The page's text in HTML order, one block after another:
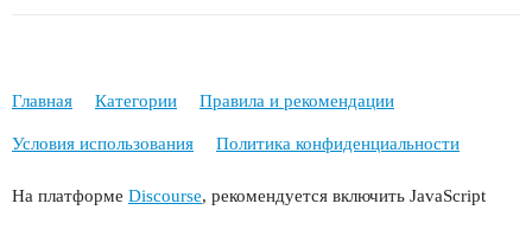
Главная Категории Правила и рекомендации
Условия использования Политика конфиденциальности
На платформе Discourse, рекомендуется включить JavaScript